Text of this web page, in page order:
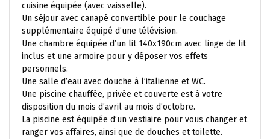
cuisine équipée (avec vaisselle).
Un séjour avec canapé convertible pour le couchage
supplémentaire équipé d’une télévision.
Une chambre équipée d’un lit 140x190cm avec linge de lit
inclus et une armoire pour y déposer vos effets
personnels.
Une salle d’eau avec douche à l’italienne et WC.
Une piscine chauffée, privée et couverte est à votre
disposition du mois d’avril au mois d’octobre.
La piscine est équipée d’un vestiaire pour vous changer et
ranger vos affaires, ainsi que de douches et toilette.